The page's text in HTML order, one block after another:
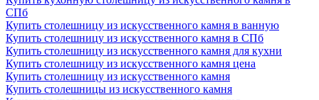
СПб
Купить столешницу из искусственного камня в ванную
Купить столешницу из искусственного камня в СПб
Купить столешницу из искусственного камня для кухни
Купить столешницу из искусственного камня цена
Купить столешницу из искусственного камня
Купить столешницы из искусственного камня